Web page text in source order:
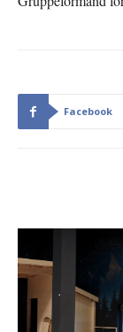
Facebook